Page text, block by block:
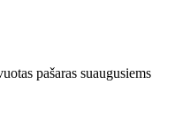
pašaras suaugusiems